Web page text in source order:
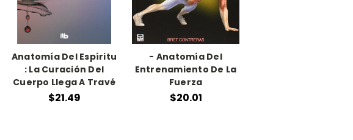
Anatomía Del Espíritu
: La Curación Del
Cuerpo Llega A Travé
$21.49
- Anatomía Del
Entrenamiento De La
Fuerza
$20.01